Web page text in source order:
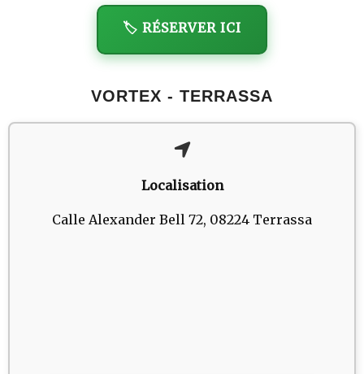
🏷️ RÉSERVER ICI
VORTEX - TERRASSA
Localisation
Calle Alexander Bell 72, 08224 Terrassa